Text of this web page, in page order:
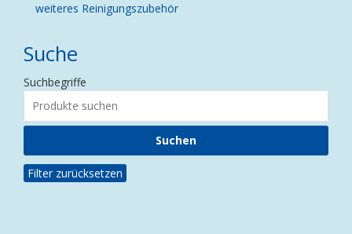
weiteres Reinigungszubehör
Suche
Suchbegriffe
Filter zurücksetzen